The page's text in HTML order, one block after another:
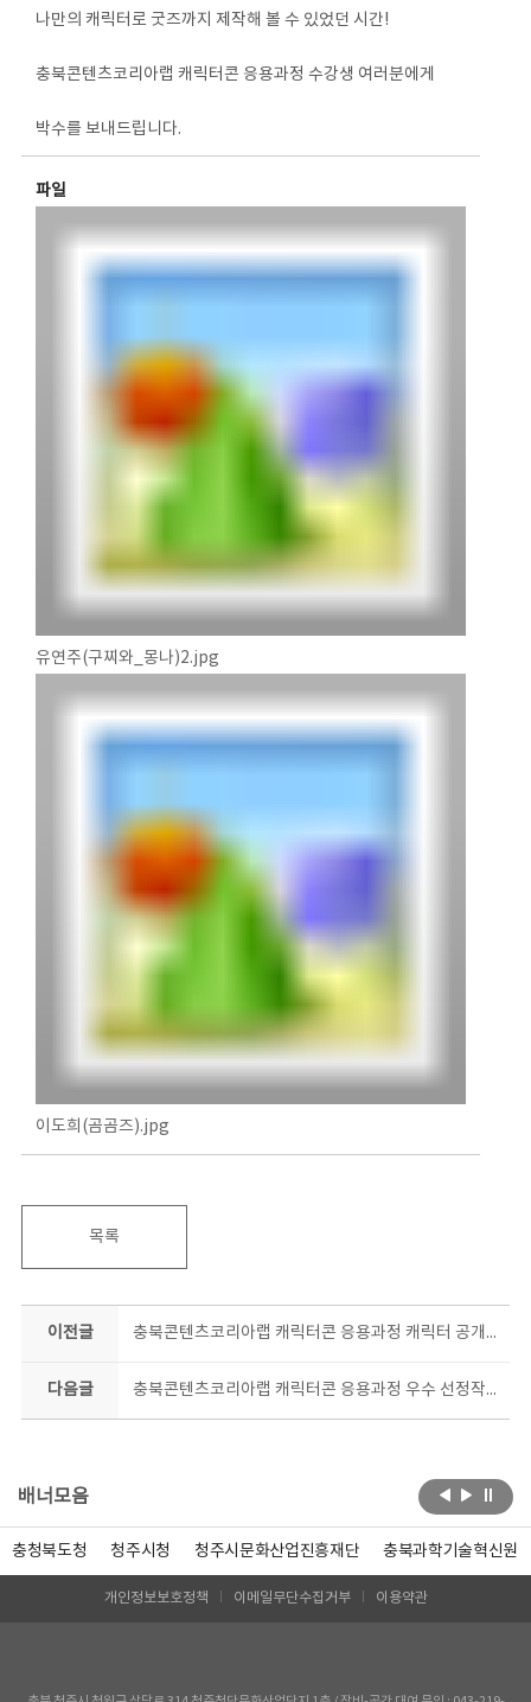
나만의 캐릭터로 굿즈까지 제작해 볼 수 있었던 시간!
충북콘텐츠코리아랩 캐릭터콘 응용과정 수강생 여러분에게
박수를 보내드립니다.
파일
유연주(구찌와_몽나)2.jpg
이도희(곰곰즈).jpg
목록
이전글 충북콘텐츠코리아랩 캐릭터콘 응용과정 캐릭터 공개-나콩아콩, 혼란곰, 아기천사_러브
다음글 충북콘텐츠코리아랩 캐릭터콘 응용과정 우수 선정작!! 대박!!
배너모음
충청북도청 청주시청 청주시문화산업진흥재단 충북과학기술혁신원
개인정보보호정책 이메일무단수집거부 이용약관